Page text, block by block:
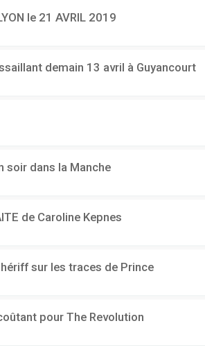
le 21 AVRIL 2019
demain 13 avril à Guyancourt
soir dans la Manche
de Caroline Kepnes
sur les traces de Prince
pour The Revolution